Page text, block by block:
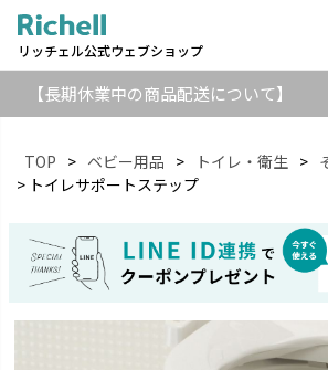
リッチェル公式ウェブショップ
【長期休業中の商品配送について】
TOP ベビー用品 トイレ・衛生
トイレサポートステップ